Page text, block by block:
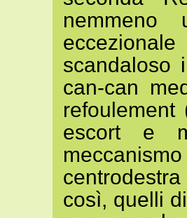
can-can
escort e
così, quelli